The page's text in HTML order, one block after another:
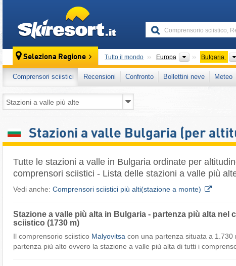
Seleziona Regione Tutto il mondo Europa Continenti
Bulgaria
Comprensori sciistici Recensioni Confronto Bollettini neve Meteo
Stazioni a valle Bulgaria (per
Tutte le stazioni a valle in Bulgaria ordinate per
comprensori sciistici - Lista delle stazioni a valle più
Vedi anche: Comprensori sciistici più alti(stazione a monte)
Stazione a valle più alta in Bulgaria - partenza più alta nel
sciistico (1730 m)
Il comprensorio sciistico Malyovitsa con una partenza situata a 1.730
partenza più alto ovvero la stazione a valle più alta di tutti i